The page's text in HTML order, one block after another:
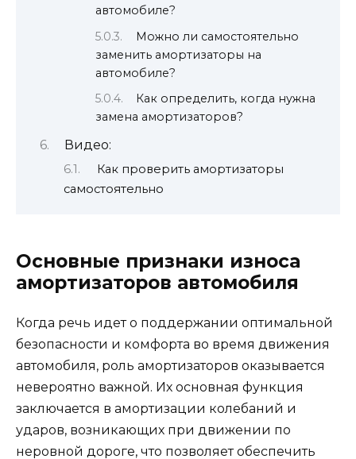
автомобиле?
Можно ли самостоятельно
заменить амортизаторы на
автомобиле?
Как определить, когда нужна
замена амортизаторов?
Видео:
Как проверить амортизаторы
самостоятельно
Основные признаки износа
амортизаторов автомобиля
Когда речь идет о поддержании оптимальной
безопасности и комфорта во время движения
автомобиля, роль амортизаторов оказывается
невероятно важной. Их основная функция
заключается в амортизации колебаний и
ударов, возникающих при движении по
неровной дороге, что позволяет обеспечить